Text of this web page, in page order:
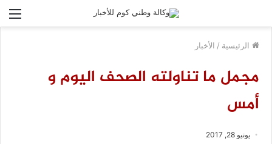
الرئيسية / الأخبار
مجمل ما تناولته الصحف اليوم و
أمس
يونيو 28, 2017